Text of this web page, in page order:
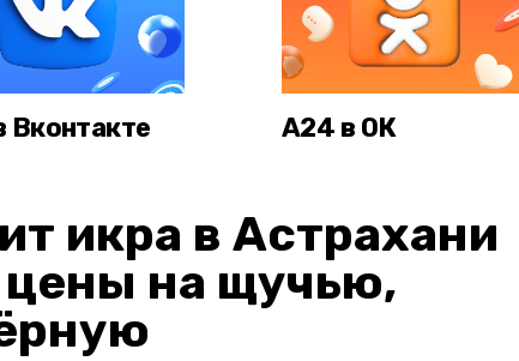
Вконтакте А24 в ОК
икра в Астрахани
цены на щучью,